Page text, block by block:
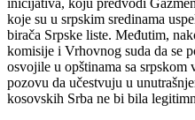
inicijativa, koju predvodi
koje su u srpskim sredinama
birača Srpske liste. Međutim,
komisije i Vrhovnog suda da se
osvojile u opštinama sa srpskom
pozovu da učestvuju u
kosovskih Srba ne bi bila